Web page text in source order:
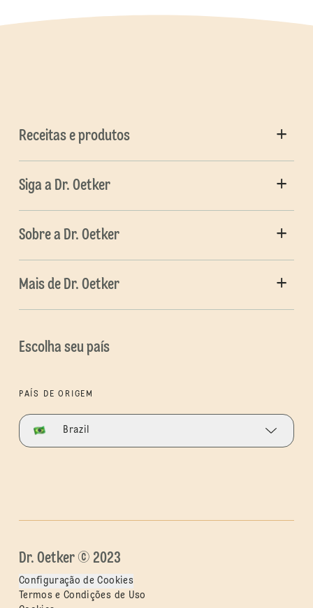
Receitas e produtos
Siga a Dr. Oetker
Sobre a Dr. Oetker
Mais de Dr. Oetker
Escolha seu país
PAÍS DE ORIGEM
Brazil
Dr. Oetker © 2023
Configuração de Cookies
Termos e Condições de Uso